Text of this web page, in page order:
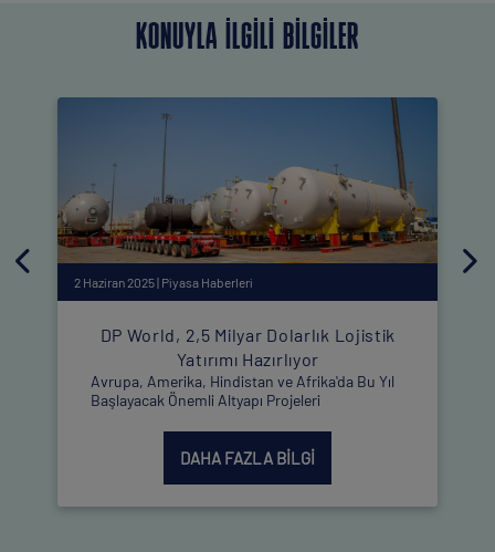
KONUYLA ILGILI BILGILER
2 Haziran 2025 | Piyasa Haberleri
DP World, 2,5 Milyar Dolarlık Lojistik
Yatırımı Hazırlıyor
Avrupa, Amerika, Hindistan ve Afrika'da Bu Yıl
Başlayacak Önemli Altyapı Projeleri
DAHA FAZLA BILGI